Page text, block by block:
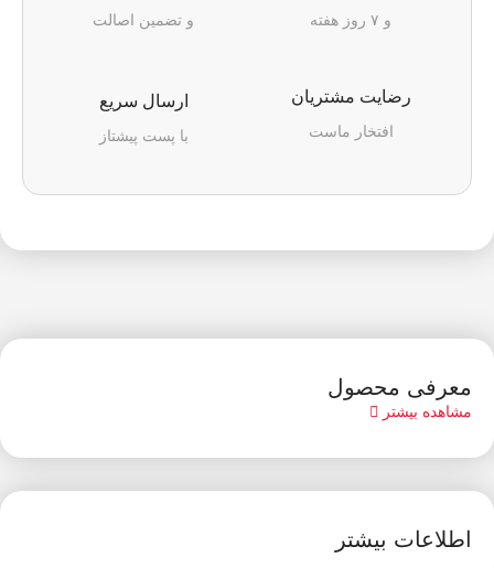
و ۷ روز هفته و تضمین اصالت
رضایت مشتریان
افتخار ماست
ارسال سریع
با پست پیشتاز
معرفی محصول
مشاهده بیشتر
اطلاعات بیشتر